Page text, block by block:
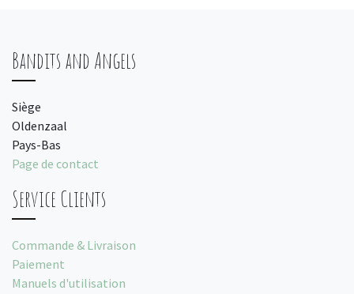
Bandits and Angels
Siège
Oldenzaal
Pays-Bas
Page de contact
Service Clients
Commande & Livraison
Paiement
Manuels d'utilisation